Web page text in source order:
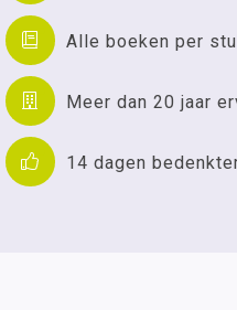
Alle boeken per
Meer dan 20 jaar
14 dagen